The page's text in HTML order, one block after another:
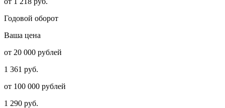
Годовой оборот
Ваша цена
от 20 000 рублей
1 361 руб.
от 100 000 рублей
1 290 руб.